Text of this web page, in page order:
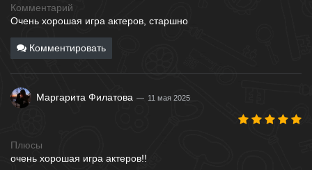
Комментарий
Очень хорошая игра актеров, старшно
Комментировать
Маргарита Филатова 11 мая 2025
Плюсы
очень хорошая игра актеров!!